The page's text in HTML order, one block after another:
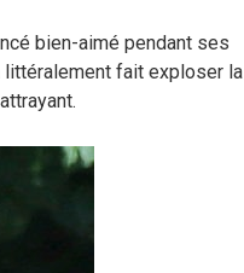
bien-aimé pendant ses
littéralement fait exploser la